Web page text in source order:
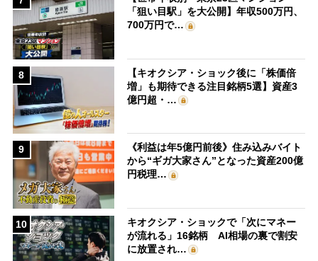
「狙い目駅」を大公開】年収500万円、
700万円で…
8
【キオクシア・ショック後に「株価倍
増」も期待できる注目銘柄5選】資産3
億円超・…
9
《利益は年5億円前後》住み込みバイト
から“ギガ大家さん”となった資産200億
円税理…
10
キオクシア・ショックで「次にマネー
が流れる」16銘柄 AI相場の裏で割安
に放置され…